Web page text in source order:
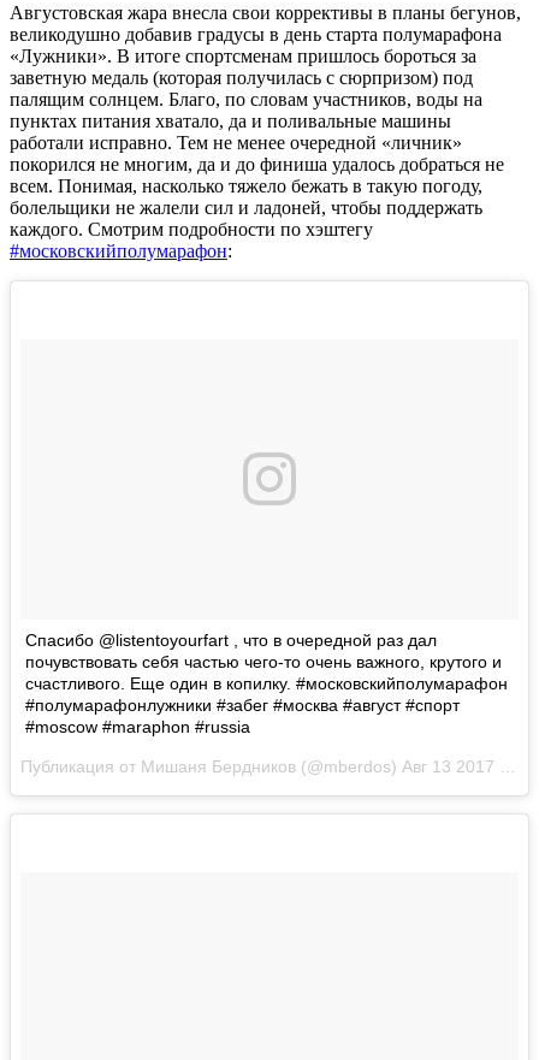
Августовская жара внесла свои коррективы в планы бегунов,
великодушно добавив градусы в день старта полумарафона
«Лужники». В итоге спортсменам пришлось бороться за
заветную медаль (которая получилась с сюрпризом) под
палящим солнцем. Благо, по словам участников, воды на
пунктах питания хватало, да и поливальные машины
работали исправно. Тем не менее очередной «личник»
покорился не многим, да и до финиша удалось добраться не
всем. Понимая, насколько тяжело бежать в такую погоду,
болельщики не жалели сил и ладоней, чтобы поддержать
каждого. Смотрим подробности по хэштегу
#московскийполумарафон:
Спасибо @listentoyourfart , что в очередной раз дал
почувствовать себя частью чего-то очень важного, крутого и
счастливого. Еще один в копилку. #московскийполумарафон
#полумарафонлужники #забег #москва #август #спорт
#moscow #maraphon #russia
Публикация от Мишаня Бердников (@mberdos) Авг 13 2017 в 11:00 PDT